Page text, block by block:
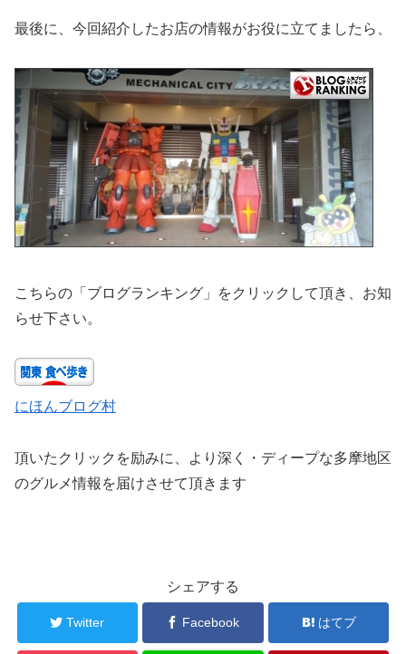
最後に、今回紹介したお店の情報がお役に立てましたら、
こちらの「ブログランキング」をクリックして頂き、お知
らせ下さい。
にほんブログ村
頂いたクリックを励みに、より深く・ディープな多摩地区
のグルメ情報を届けさせて頂きます
シェアする
Twitter Facebook はてブ